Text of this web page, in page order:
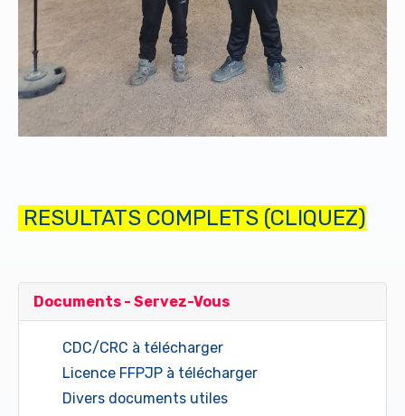
RESULTATS COMPLETS (CLIQUEZ)
Documents - Servez-Vous
CDC/CRC à télécharger
Licence FFPJP à télécharger
Divers documents utiles